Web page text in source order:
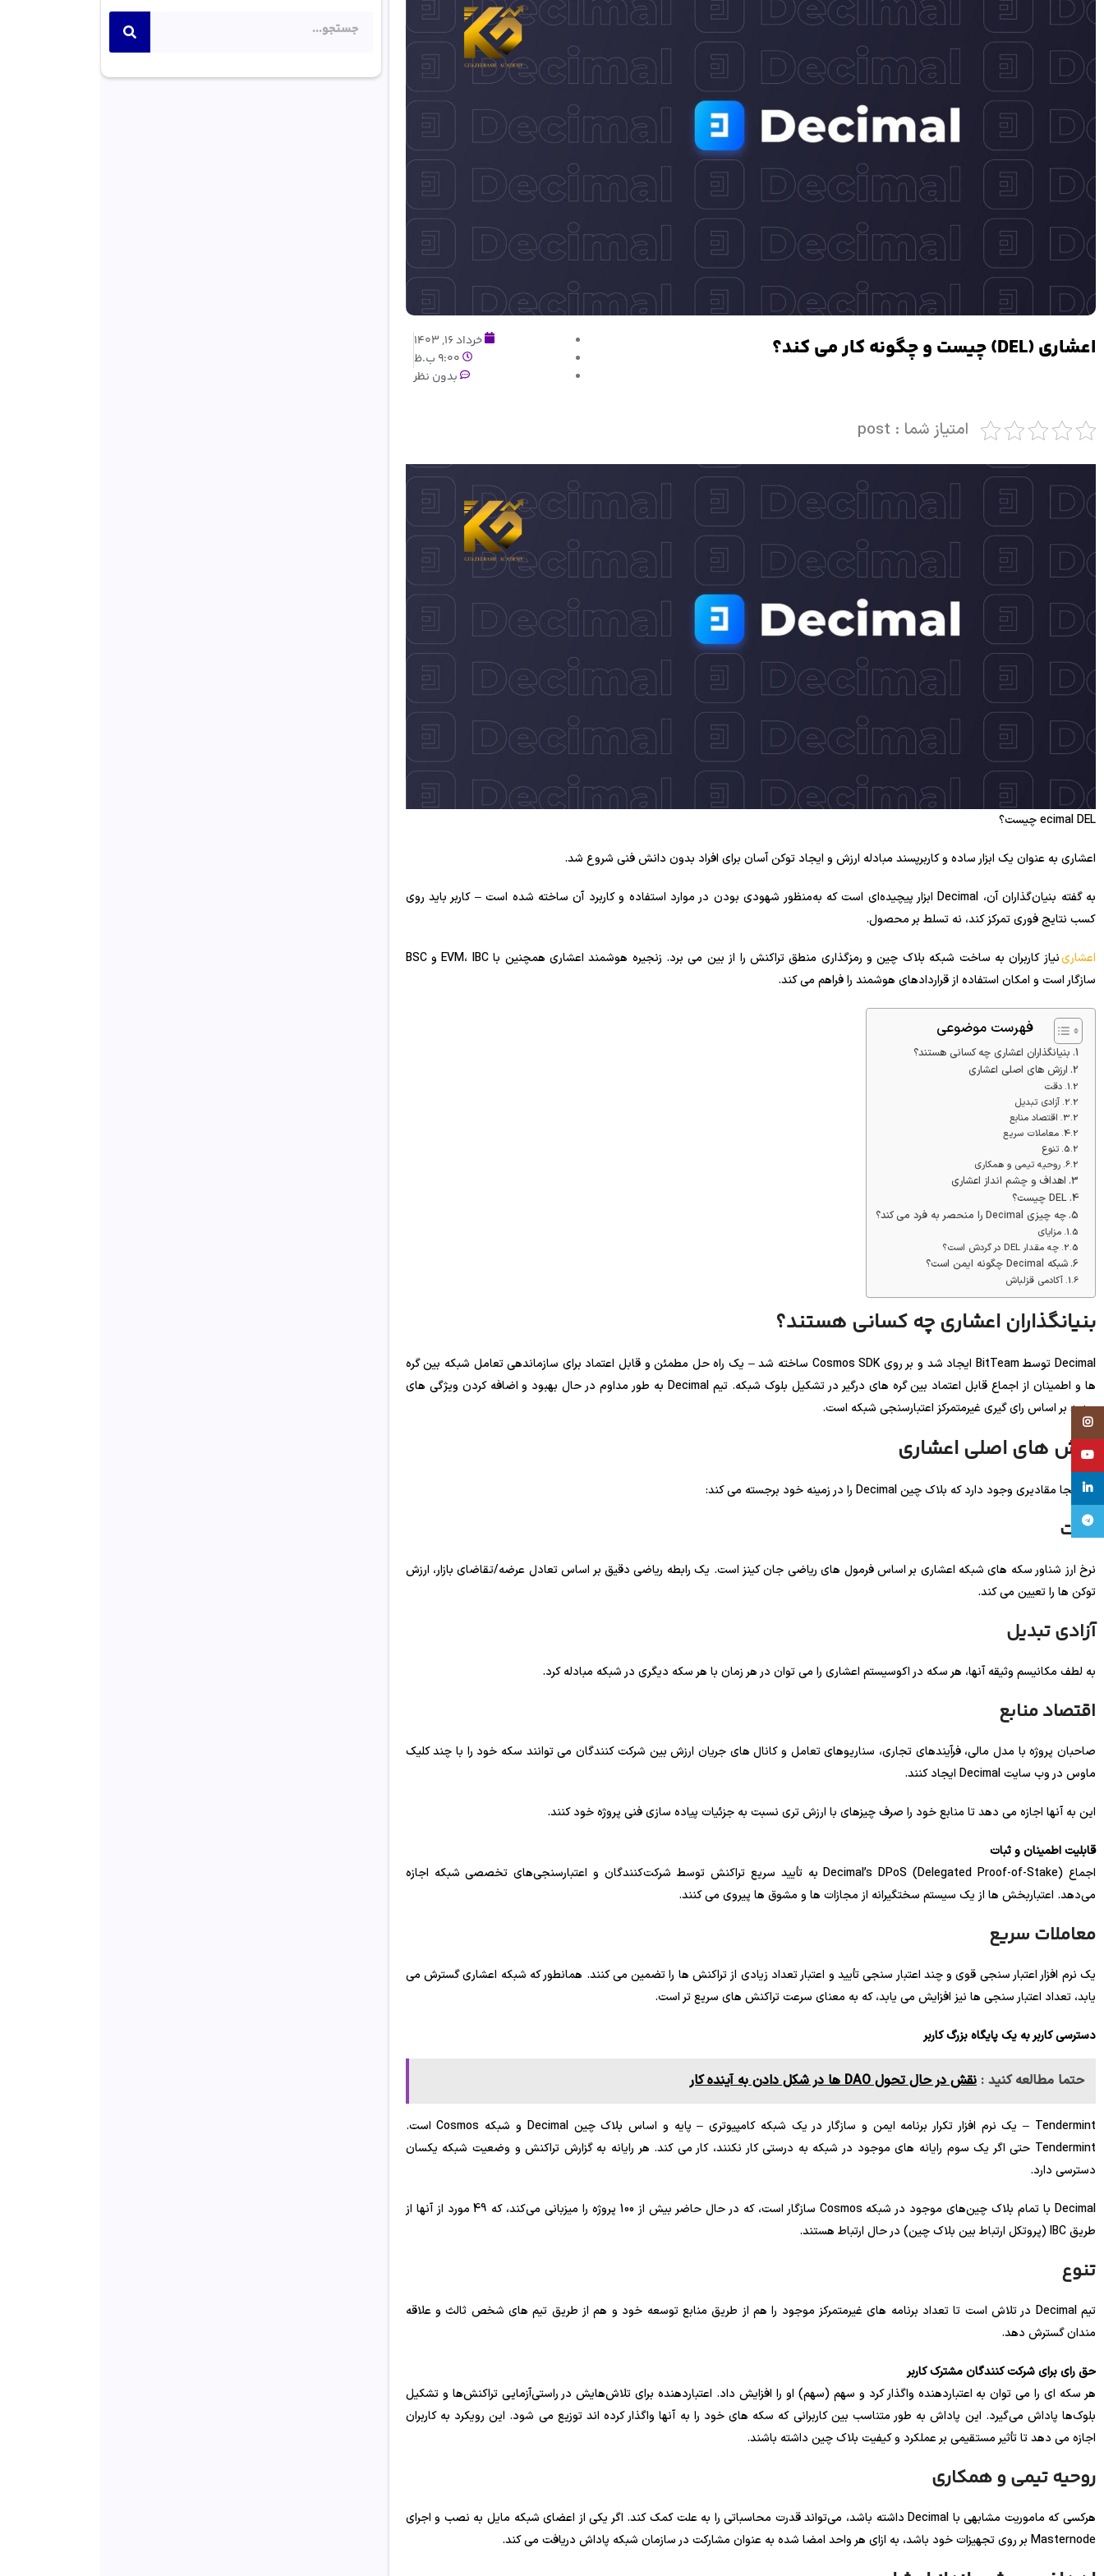
اعشاری (DEL) چیست و چگونه کار می کند؟
خرداد 16, 1403
9:00 ب.ظ
بدون نظر
امتیاز شما : post
ecimal DEL چیست؟
اعشاری به عنوان یک ابزار ساده و کاربرپسند مبادله ارزش و ایجاد توکن آسان برای افراد بدون دانش فنی شروع شد.
به گفته بنیان‌گذاران آن، Decimal ابزار پیچیده‌ای است که به‌منظور شهودی بودن در موارد استفاده و کاربرد آن ساخته شده است – کاربر باید روی
کسب نتایج فوری تمرکز کند، نه تسلط بر محصول.
اعشاری
نیاز کاربران به ساخت شبکه بلاک چین و رمزگذاری منطق تراکنش را از بین می برد. زنجیره هوشمند اعشاری همچنین با EVM، IBC و BSC
سازگار است و امکان استفاده از قراردادهای هوشمند را فراهم می کند.
فهرست موضوعی
بنیانگذاران اعشاری چه کسانی هستند؟
ارزش های اصلی اعشاری
دقت
آزادی تبدیل
اقتصاد منابع
معاملات سریع
تنوع
روحیه تیمی و همکاری
اهداف و چشم انداز اعشاری
DEL چیست؟
چه چیزی Decimal را منحصر به فرد می کند؟
مزایای
چه مقدار DEL در گردش است؟
شبکه Decimal چگونه ایمن است؟
آکادمی قزلباش
بنیانگذاران اعشاری چه کسانی هستند؟
Decimal توسط BitTeam ایجاد شد و بر روی Cosmos SDK ساخته شد – یک راه حل مطمئن و قابل اعتماد برای سازماندهی تعامل شبکه بین گره
ها و اطمینان از اجماع قابل اعتماد بین گره های درگیر در تشکیل بلوک شبکه. تیم Decimal به طور مداوم در حال بهبود و اضافه کردن ویژگی های
جدید بر اساس رای گیری غیرمتمرکز اعتبارسنجی شبکه است.
ارزش های اصلی اعشاری
در اینجا مقادیری وجود دارد که بلاک چین Decimal را در زمینه خود برجسته می کند:
دقت
نرخ ارز شناور سکه های شبکه اعشاری بر اساس فرمول های ریاضی جان کینز است. یک رابطه ریاضی دقیق بر اساس تعادل عرضه/تقاضای بازار، ارزش
توکن ها را تعیین می کند.
آزادی تبدیل
به لطف مکانیسم وثیقه آنها، هر سکه در اکوسیستم اعشاری را می توان در هر زمان با هر سکه دیگری در شبکه مبادله کرد.
اقتصاد منابع
صاحبان پروژه با مدل مالی، فرآیندهای تجاری، سناریوهای تعامل و کانال های جریان ارزش بین شرکت کنندگان می توانند سکه خود را با چند کلیک
ماوس در وب سایت Decimal ایجاد کنند.
این به آنها اجازه می دهد تا منابع خود را صرف چیزهای با ارزش تری نسبت به جزئیات پیاده سازی فنی پروژه خود کنند.
قابلیت اطمینان و ثبات
اجماع Decimal’s DPoS (Delegated Proof-of-Stake) به تأیید سریع تراکنش توسط شرکت‌کنندگان و اعتبارسنجی‌های تخصصی شبکه اجازه
می‌دهد. اعتباربخش ها از یک سیستم سختگیرانه از مجازات ها و مشوق ها پیروی می کنند.
معاملات سریع
یک نرم افزار اعتبار سنجی قوی و چند اعتبار سنجی تأیید و اعتبار تعداد زیادی از تراکنش ها را تضمین می کنند. همانطور که شبکه اعشاری گسترش می
یابد، تعداد اعتبار سنجی ها نیز افزایش می یابد، که به معنای سرعت تراکنش های سریع تر است.
دسترسی کاربر به یک پایگاه بزرگ کاربر
حتما مطالعه کنید : نقش در حال تحول DAO ها در شکل دادن به آینده کار
Tendermint – یک نرم افزار تکرار برنامه ایمن و سازگار در یک شبکه کامپیوتری – پایه و اساس بلاک چین Decimal و شبکه Cosmos است.
Tendermint حتی اگر یک سوم رایانه های موجود در شبکه به درستی کار نکنند، کار می کند. هر رایانه به گزارش تراکنش و وضعیت شبکه یکسان
دسترسی دارد.
Decimal با تمام بلاک چین‌های موجود در شبکه Cosmos سازگار است، که در حال حاضر بیش از 100 پروژه را میزبانی می‌کند، که 49 مورد از آنها از
طریق IBC (پروتکل ارتباط بین بلاک چین) در حال ارتباط هستند.
تنوع
تیم Decimal در تلاش است تا تعداد برنامه های غیرمتمرکز موجود را هم از طریق منابع توسعه خود و هم از طریق تیم های شخص ثالث و علاقه
مندان گسترش دهد.
حق رای برای شرکت کنندگان مشترک کاربر
هر سکه ای را می توان به اعتباردهنده واگذار کرد و سهم (سهم) او را افزایش داد. اعتباردهنده برای تلاش‌هایش در راستی‌آزمایی تراکنش‌ها و تشکیل
بلوک‌ها پاداش می‌گیرد. این پاداش به طور متناسب بین کاربرانی که سکه های خود را به آنها واگذار کرده اند توزیع می شود. این رویکرد به کاربران
اجازه می دهد تا تأثیر مستقیمی بر عملکرد و کیفیت بلاک چین داشته باشند.
روحیه تیمی و همکاری
هرکسی که ماموریت مشابهی با Decimal داشته باشد، می‌تواند قدرت محاسباتی را به علت کمک کند. اگر یکی از اعضای شبکه مایل به نصب و اجرای
Masternode بر روی تجهیزات خود باشد، به ازای هر واحد امضا شده به عنوان مشارکت در سازمان شبکه پاداش دریافت می کند.
YouTube
linkedin
تلگرام